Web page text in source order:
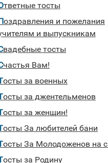
Ответные тосты
пожелания
и выпускникам
Свадебные тосты
Счастья Вам!
Тосты за военных
Тосты за джентельменов
Тосты за женщин!
Тосты За любителей бани
Тосты За Молодоженов на
Тосты за Родину